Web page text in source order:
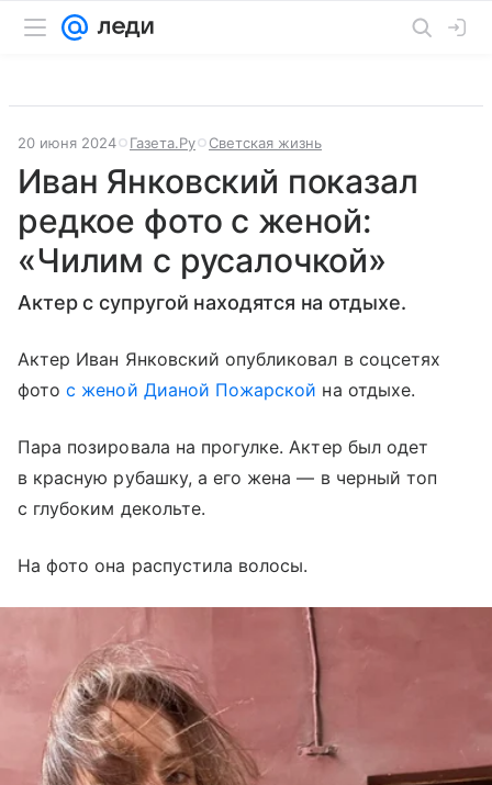
20 июня 2024 Газета.Ру Светская жизнь
Иван Янковский показал
редкое фото с женой:
«Чилим с русалочкой»
Актер с супругой находятся на отдыхе.
Актер Иван Янковский опубликовал в соцсетях
фотос женой Дианой Пожарской на отдыхе.
Пара позировала на прогулке. Актер был одет
в красную рубашку, а его жена — в черный топ
с глубоким декольте.
На фото она распустила волосы.